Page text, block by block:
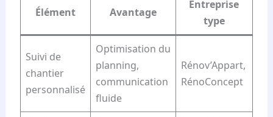
Élément Avantage
Entreprise
type
Suivi de
chantier
personnalisé
Optimisation du
planning,
communication
fluide
Rénov’Appart,
RénoConcept